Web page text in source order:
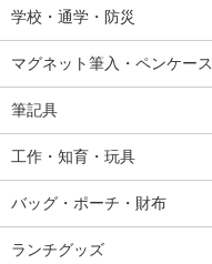
学校・通学・防災
マグネット筆入・ペンケース
筆記具
工作・知育・玩具
バッグ・ポーチ・財布
ランチグッズ